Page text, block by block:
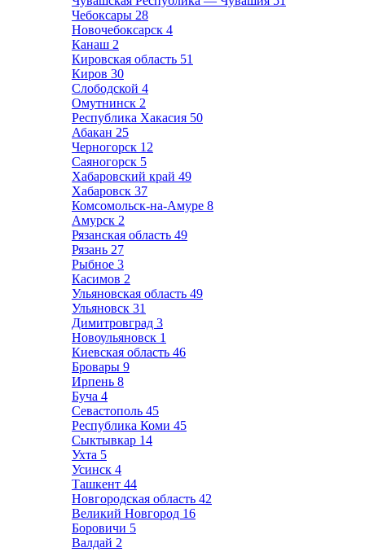
Чебоксары 28
Новочебоксарск 4
Канаш 2
Кировская область 51
Киров 30
Слободской 4
Омутнинск 2
Республика Хакасия 50
Абакан 25
Черногорск 12
Саяногорск 5
Хабаровский край 49
Хабаровск 37
Комсомольск-на-Амуре 8
Амурск 2
Рязанская область 49
Рязань 27
Рыбное 3
Касимов 2
Ульяновская область 49
Ульяновск 31
Димитровград 3
Новоульяновск 1
Киевская область 46
Бровары 9
Ирпень 8
Буча 4
Севастополь 45
Республика Коми 45
Сыктывкар 14
Ухта 5
Усинск 4
Ташкент 44
Новгородская область 42
Великий Новгород 16
Боровичи 5
Валдай 2